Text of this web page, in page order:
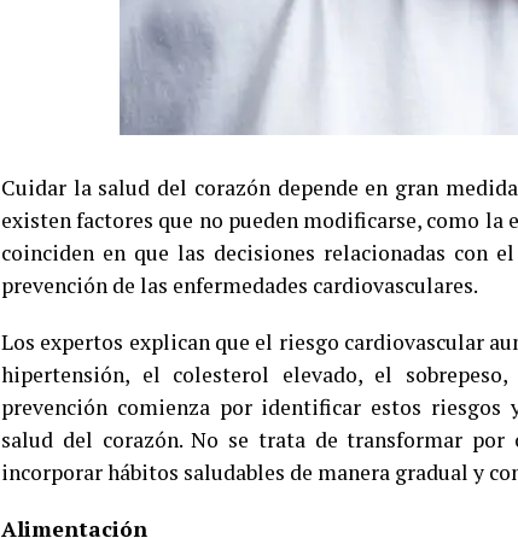
Cuidar la salud del corazón depende en gran
existen factores que no pueden modificarse, como
coinciden en que las decisiones relacionadas con
prevención de las enfermedades cardiovasculares.
Los expertos explican que el riesgo cardiovascular
hipertensión, el colesterol elevado, el
prevención comienza por identificar estos riesgos
salud del corazón. No se trata de transformar
incorporar hábitos saludables de manera gradual y
Alimentación